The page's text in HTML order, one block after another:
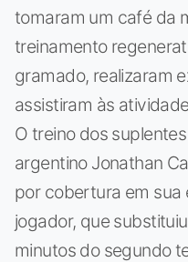
tomaram um café da
treinamento
gramado, realizaram
assistiram às
O treino dos
argentino Jonathan
por cobertura em sua
jogador, que
minutos do segundo